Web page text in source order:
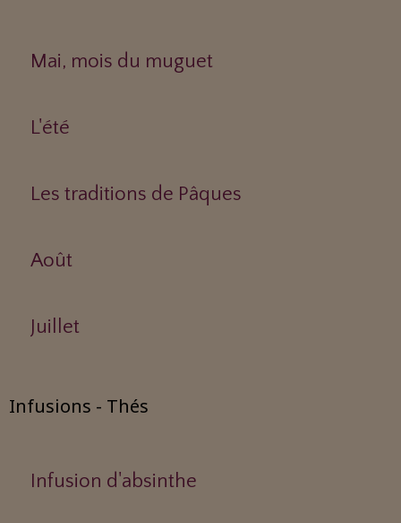
Mai, mois du muguet
L'été
Les traditions de Pâques
Août
Juillet
Infusions - Thés
Infusion d'absinthe